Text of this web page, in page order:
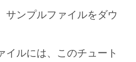
サンプルファイルをダウ
イルには、このチュート